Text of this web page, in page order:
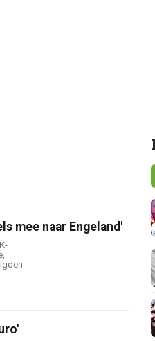
mee naar Engeland'